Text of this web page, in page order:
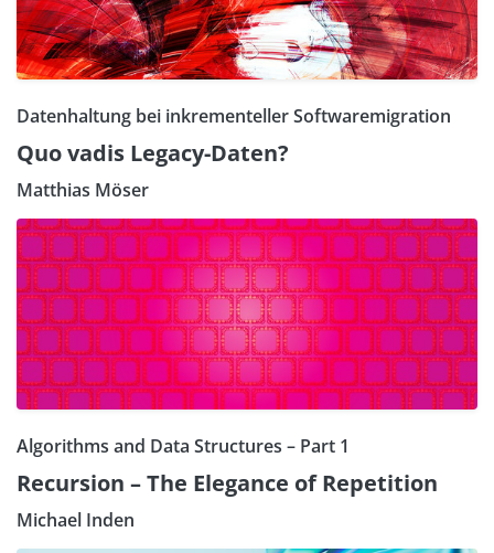
Datenhaltung bei inkrementeller Softwaremigration
Quo vadis Legacy-Daten?
Matthias Möser
Algorithms and Data Structures – Part 1
Recursion – The Elegance of Repetition
Michael Inden